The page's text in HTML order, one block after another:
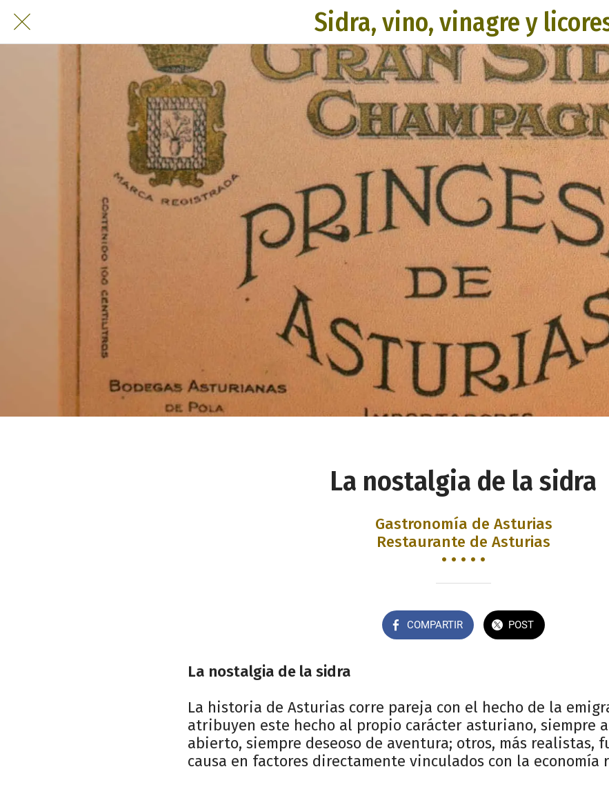
Sidra, vino, vinagre y
La nostalgia de la sidra
Gastronomía de Asturias
Restaurante de Asturias
• • • • •
COMPARTIR POST
La nostalgia de la sidra
La historia de Asturias corre pareja con el hecho de la
atribuyen este hecho al propio carácter asturiano, siempre
abierto, siempre deseoso de aventura; otros, más realistas,
causa en factores directamente vinculados con la economía